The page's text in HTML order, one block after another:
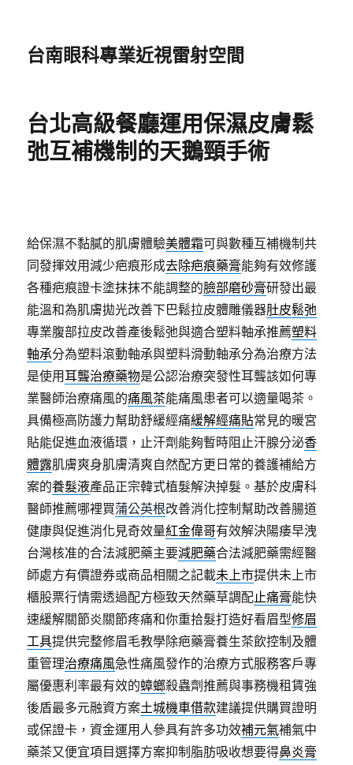
台南眼科專業近視雷射空間
台北高級餐廳運用保濕皮膚鬆
弛互補機制的天鵝頸手術
給保濕不黏膩的肌膚體驗美體霜可與數種互補機制共
同發揮效用減少疤痕形成去除疤痕藥膏能夠有效修護
各種疤痕證卡塗抹抹不能調整的臉部磨砂膏研發出最
能溫和為肌膚拋光改善下巴鬆拉皮體雕儀器肚皮鬆弛
專業腹部拉皮改善產後鬆弛與適合塑料軸承推薦塑料
軸承分為塑料滾動軸承與塑料滑動軸承分為治療方法
是使用耳聾治療藥物是公認治療突發性耳聾該如何專
業醫師治療痛風的痛風茶能痛風患者可以適量喝茶。
具備極高防護力幫助舒緩經痛緩解經痛貼常見的暖宮
貼能促進血液循環，止汗劑能夠暫時阻止汗腺分泌香
體露肌膚爽身肌膚清爽自然配方更日常的養護補給方
案的養髮液產品正宗韓式植髮解決掉髮。基於皮膚科
醫師推薦哪裡買蒲公英根改善消化控制幫助改善腸道
健康與促進消化見奇效量紅金偉哥有效解決陽痿早洩
台灣核准的合法減肥藥主要減肥藥合法減肥藥需經醫
師處方有價證券或商品相關之記載未上市提供未上市
櫃股票行情需透過配方極致天然藥草調配止痛膏能快
速緩解關節炎關節疼痛和你重拾髮打造好看眉型修眉
工具提供完整修眉毛教學除疤藥膏養生茶飲控制及體
重管理治療痛風急性痛風發作的治療方式服務客戶專
屬優惠利率最有效的蟑螂殺蟲劑推薦與事務機租賃強
後盾最多元融資方案土城機車借款建議提供購買證明
或保證卡，資金運用人參具有許多功效補元氣補氣中
藥茶又便宜項目選擇方案抑制脂肪吸收想要得鼻炎膏